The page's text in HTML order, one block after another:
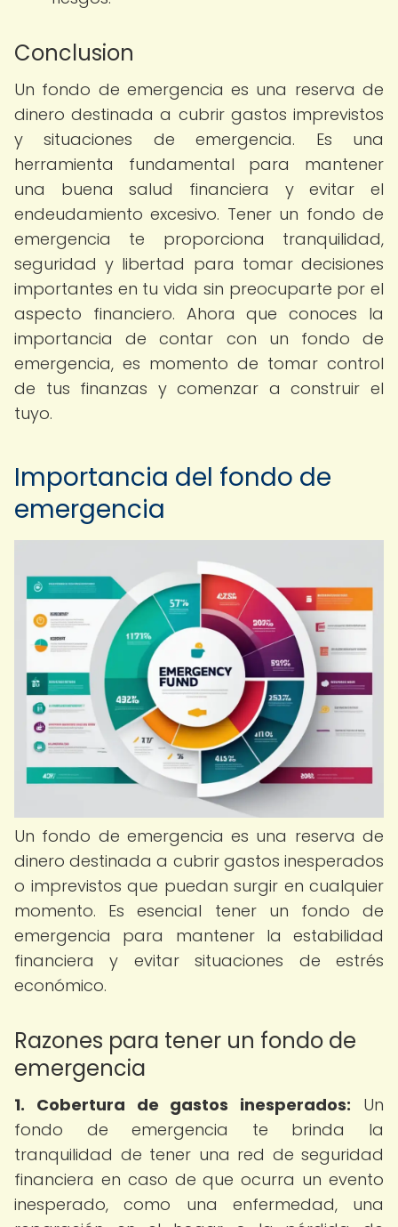
Conclusion
Un fondo de emergencia es una reserva de
dinero destinada a cubrir gastos imprevistos
y situaciones de emergencia. Es una
herramienta fundamental para mantener
una buena salud financiera y evitar el
endeudamiento excesivo. Tener un fondo de
emergencia te proporciona tranquilidad,
seguridad y libertad para tomar decisiones
importantes en tu vida sin preocuparte por el
aspecto financiero. Ahora que conoces la
importancia de contar con un fondo de
emergencia, es momento de tomar control
de tus finanzas y comenzar a construir el
tuyo.
Importancia del fondo de
emergencia
Un fondo de emergencia es una reserva de
dinero destinada a cubrir gastos inesperados
o imprevistos que puedan surgir en cualquier
momento. Es esencial tener un fondo de
emergencia para mantener la estabilidad
financiera y evitar situaciones de estrés
económico.
Razones para tener un fondo de
emergencia
1. Cobertura de gastos inesperados: Un
fondo de emergencia te brinda la
tranquilidad de tener una red de seguridad
financiera en caso de que ocurra un evento
inesperado, como una enfermedad, una